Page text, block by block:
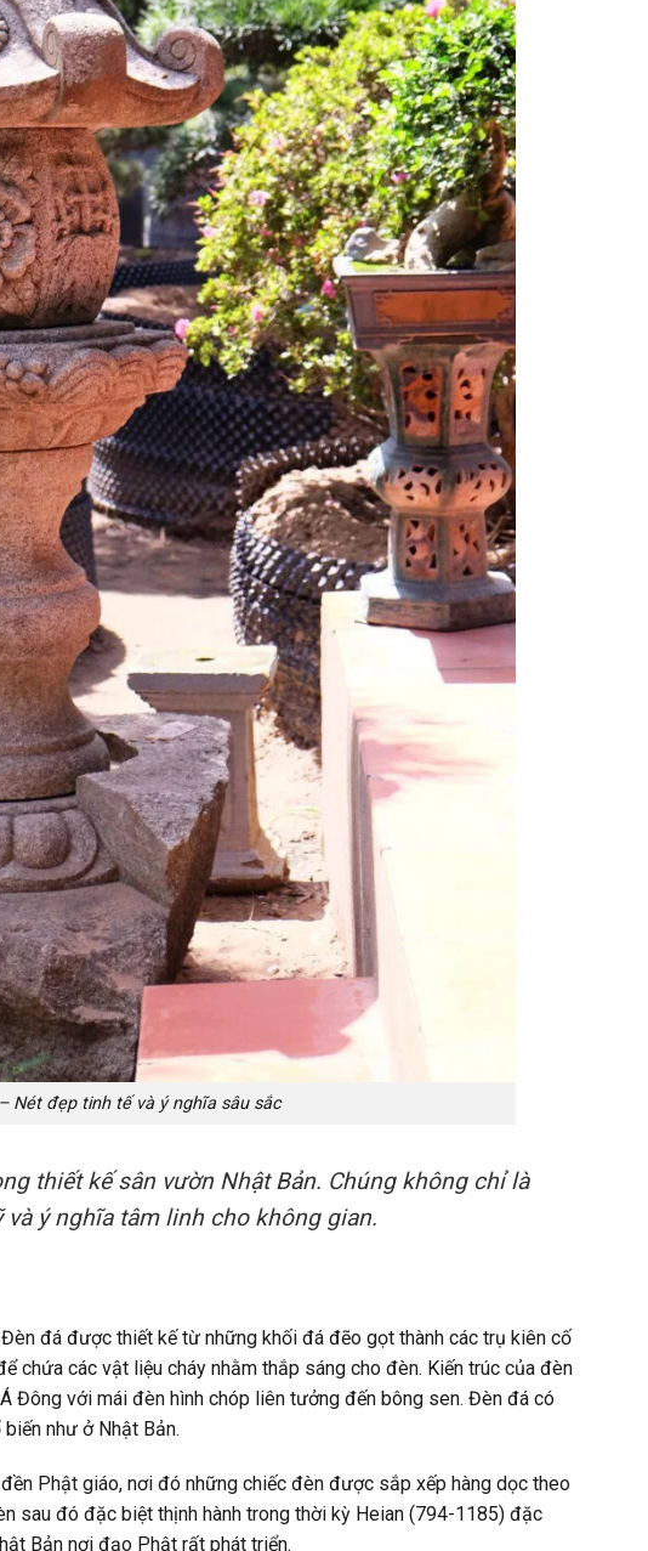
Nét đẹp tinh tế và ý nghĩa sâu sắc
thiết kế sân vườn Nhật Bản. Chúng không chỉ là
ý nghĩa tâm linh cho không gian.
đá được thiết kế từ những khối đá đẽo gọt thành các trụ kiên cố
chứa các vật liệu cháy nhằm thắp sáng cho đèn. Kiến trúc của đèn
Đông với mái đèn hình chóp liên tưởng đến bông sen. Đèn đá có
như ở Nhật Bản.
Phật giáo, nơi đó những chiếc đèn được sắp xếp hàng dọc theo
sau đó đặc biệt thịnh hành trong thời kỳ Heian (794-1185) đặc
Bản nơi đạo Phật rất phát triển.